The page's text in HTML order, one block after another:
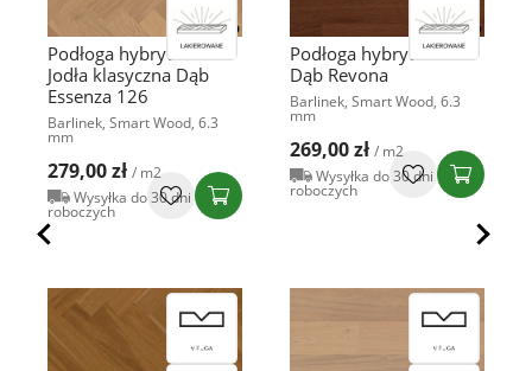
Podłoga hybrydowa
Jodła klasyczna Dąb
Essenza 126
Barlinek, Smart Wood, 6.3
mm
279,00 zł / m2
Wysyłka do 30 dni
roboczych
Podłoga hybrydowa
Dąb Revona
Barlinek, Smart Wood, 6.3
mm
269,00 zł / m2
Wysyłka do 30 dni
roboczych